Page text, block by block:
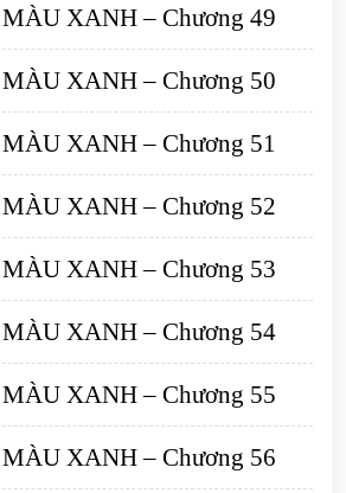
XANH – Chương 49
XANH – Chương 50
XANH – Chương 51
XANH – Chương 52
XANH – Chương 53
XANH – Chương 54
XANH – Chương 55
XANH – Chương 56